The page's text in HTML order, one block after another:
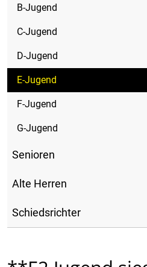
B-Jugend
C-Jugend
D-Jugend
E-Jugend
F-Jugend
G-Jugend
Senioren
Alte Herren
Schiedsrichter